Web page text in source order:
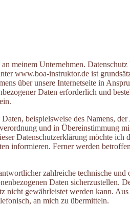
meinem Unternehmen.
www.boa-instruktor.de ist
über unsere Internetseite in
Daten erforderlich und
beispielsweise des Namens,
und in Übereinstimmung
Datenschutzerklärung möchte
informieren. Ferner werden
zahlreiche technische
Daten sicherzustellen.
nicht gewährleistet werden kann.
an mich zu übermitteln.